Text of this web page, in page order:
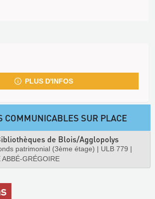
PLUS D'INFOS
COMMUNICABLES SUR PLACE
de Blois/Agglopolys
patrimonial (3ème étage) | ULB 779 |
GRÉGOIRE